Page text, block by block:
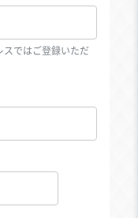
スではご登録いただ